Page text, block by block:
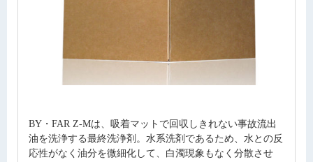
BY・FAR Z-Mは、吸着マットで回収しきれない事故流出
油を洗浄する最終洗浄剤。水系洗剤であるため、水との反
応性がなく油分を微細化して、白濁現象もなく分散させ